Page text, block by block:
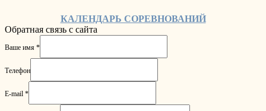
КАЛЕНДАРЬ СОРЕВНОВАНИЙ
Обратная связь с сайта
Ваше имя *
Телефон
E-mail *